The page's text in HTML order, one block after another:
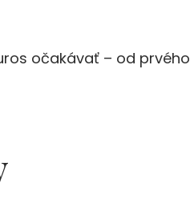
očakávať – od prvého